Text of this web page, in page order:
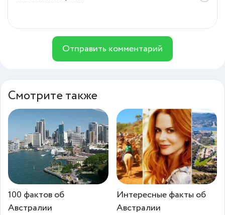
Отправить комментарий
Смотрите также
100 фактов об
Австралии
Интересные факты об
Австралии